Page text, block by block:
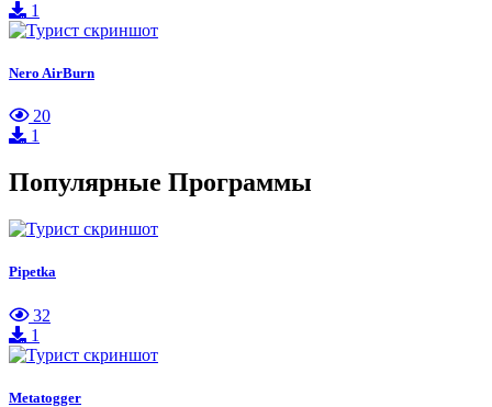
1
Nero AirBurn
20
1
Популярные Программы
Pipetka
32
1
Metatogger